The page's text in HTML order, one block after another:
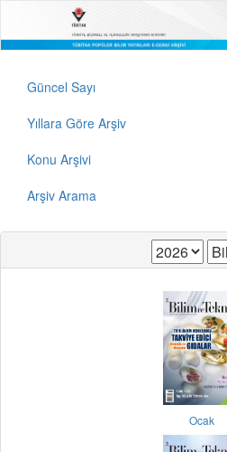
Güncel Sayı
Yıllara Göre Arşiv
Konu Arşivi
Arşiv Arama
Ocak